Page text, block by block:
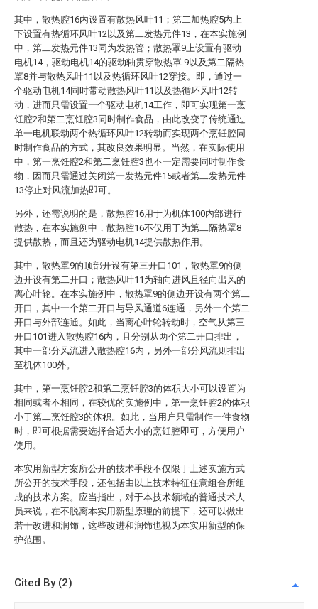
其中，散热腔16内设置有散热风叶11；第二加热腔5内上
下设置有热循环风叶12以及第二发热元件13，在本实施例
中，第二发热元件13同为发热管；散热罩9上设置有驱动
电机14，驱动电机14的驱动轴贯穿散热罩 9以及第二隔热
罩8并与散热风叶11以及热循环风叶12穿接。即，通过一
个驱动电机14同时带动散热风叶11以及热循环风叶12转
动，进而只需设置一个驱动电机14工作，即可实现第一烹
饪腔2和第二烹饪腔3同时制作食品，由此改变了传统通过
单一电机联动两个热循环风叶12转动而实现两个烹饪腔同
时制作食品的方式，其改良效果明显。当然，在实际使用
中，第一烹饪腔2和第二烹饪腔3也不一定需要同时制作食
物，因而只需通过关闭第一发热元件15或者第二发热元件
13停止对风流加热即可。
另外，还需说明的是，散热腔16用于为机体100内部进行
散热，在本实施例中，散热腔16不仅用于为第二隔热罩8
提供散热，而且还为驱动电机14提供散热作用。
其中，散热罩9的顶部开设有第三开口101，散热罩9的侧
边开设有第二开口；散热风叶11为轴向进风且径向出风的
离心叶轮。在本实施例中，散热罩9的侧边开设有两个第二
开口，其中一个第二开口与导风通道6连通，另外一个第二
开口与外部连通。如此，当离心叶轮转动时，空气从第三
开口101进入散热腔16内，且分别从两个第二开口排出，
其中一部分风流进入散热腔16内，另外一部分风流则排出
至机体100外。
其中，第一烹饪腔2和第二烹饪腔3的体积大小可以设置为
相同或者不相同，在较优的实施例中，第一烹饪腔2的体积
小于第二烹饪腔3的体积。如此，当用户只需制作一件食物
时，即可根据需要选择合适大小的烹饪腔即可，方便用户
使用。
本实用新型方案所公开的技术手段不仅限于上述实施方式
所公开的技术手段，还包括由以上技术特征任意组合所组
成的技术方案。应当指出，对于本技术领域的普通技术人
员来说，在不脱离本实用新型原理的前提下，还可以做出
若干改进和润饰，这些改进和润饰也视为本实用新型的保
护范围。
Cited By (2)